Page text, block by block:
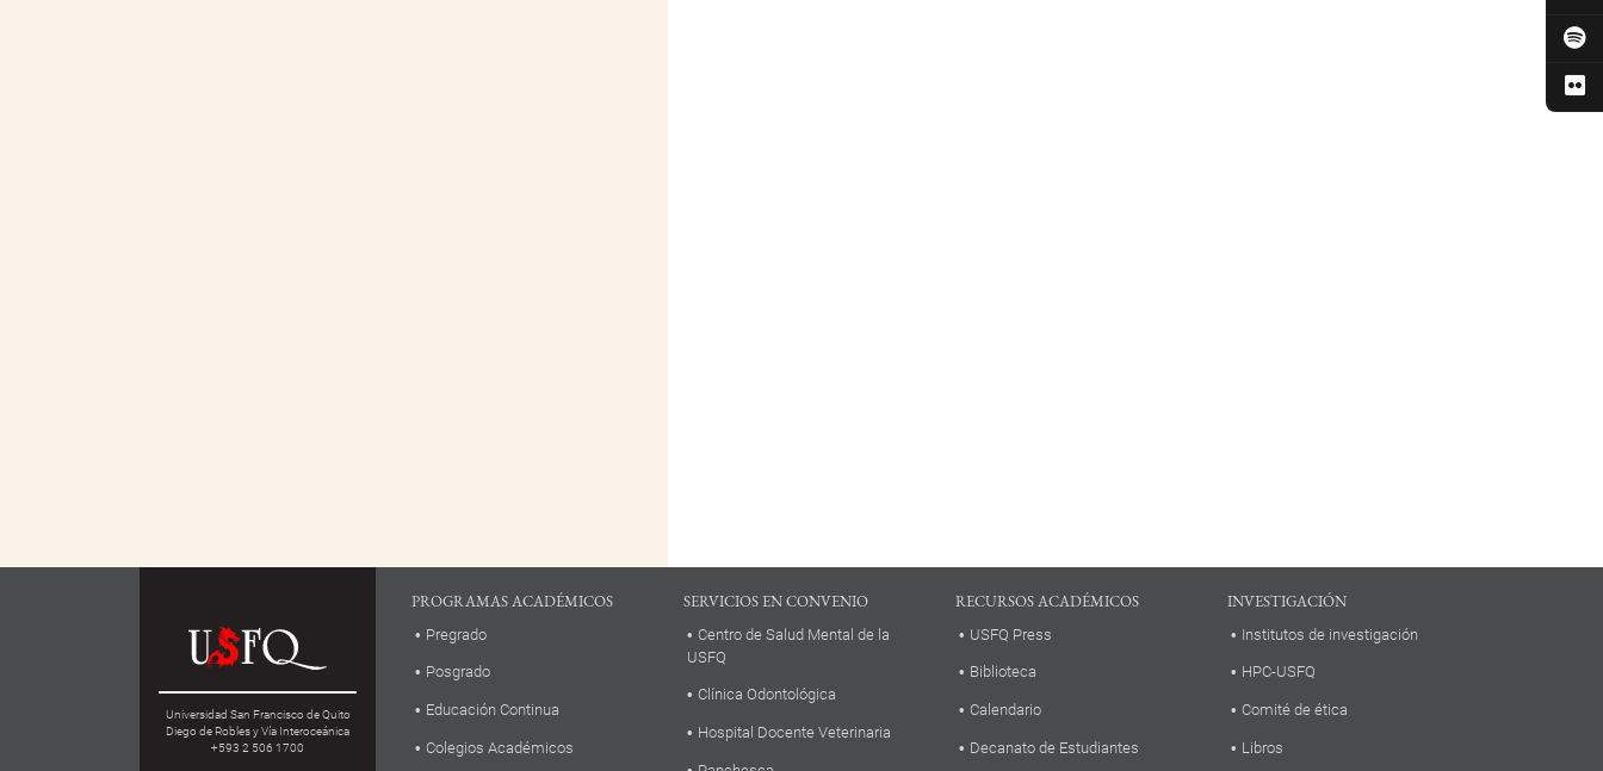
Universidad San Francisco de Quito
Diego de Robles y Vía Interoceánica
+593 2 506 1700
PROGRAMAS ACADÉMICOS
Pregrado
Posgrado
Educación Continua
Colegios Académicos
SERVICIOS EN CONVENIO
Centro de Salud Mental de la
USFQ
Clínica Odontológica
Hospital Docente Veterinaria
RECURSOS ACADÉMICOS
USFQ Press
Biblioteca
Calendario
Decanato de Estudiantes
INVESTIGACIÓN
Institutos de investigación
HPC-USFQ
Comité de ética
Libros